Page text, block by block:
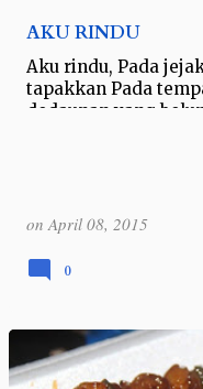
AKU RINDU
Aku rindu, Pada
tapakkan Pada
dedaunan yang
onApril 08, 2015
0